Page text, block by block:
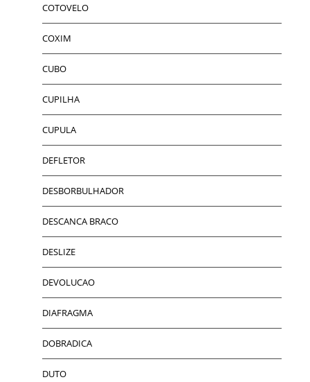
COTOVELO
COXIM
CUBO
CUPILHA
CUPULA
DEFLETOR
DESBORBULHADOR
DESCANCA BRACO
DESLIZE
DEVOLUCAO
DIAFRAGMA
DOBRADICA
DUTO